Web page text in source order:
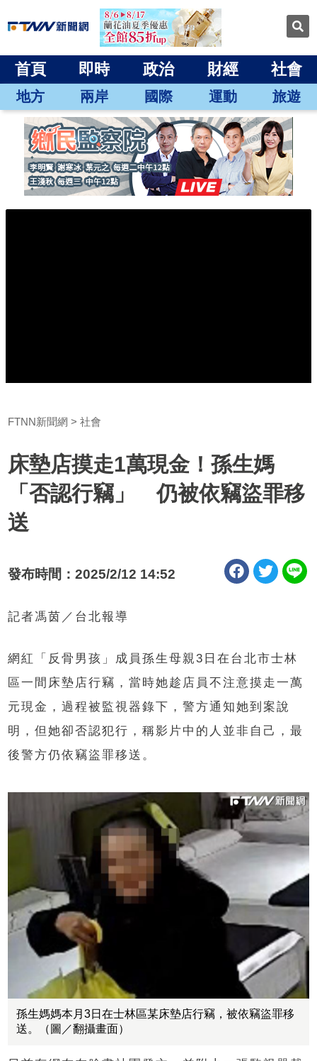
首頁 即時 政治 財經 社會
地方 兩岸 國際 運動 旅遊
FTNN新聞網 社會
床墊店摸走1萬現金！孫生媽
「否認行竊」 仍被依竊盜罪移
送
發布時間：2025/2/12 14:52
記者馮茵／台北報導
網紅「反骨男孩」成員孫生母親3日在台北市士林
區一間床墊店行竊，當時她趁店員不注意摸走一萬
元現金，過程被監視器錄下，警方通知她到案說
明，但她卻否認犯行，稱影片中的人並非自己，最
後警方仍依竊盜罪移送。
孫生媽媽本月3日在士林區某床墊店行竊，被依竊盜罪移
送。（圖／翻攝畫面）